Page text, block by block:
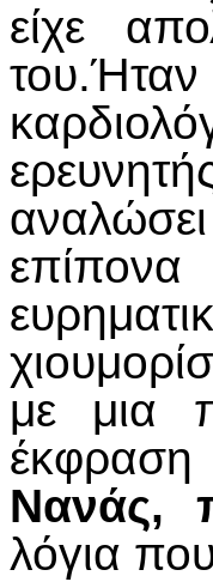
είχε
με μια
Νανάς,
λόγια